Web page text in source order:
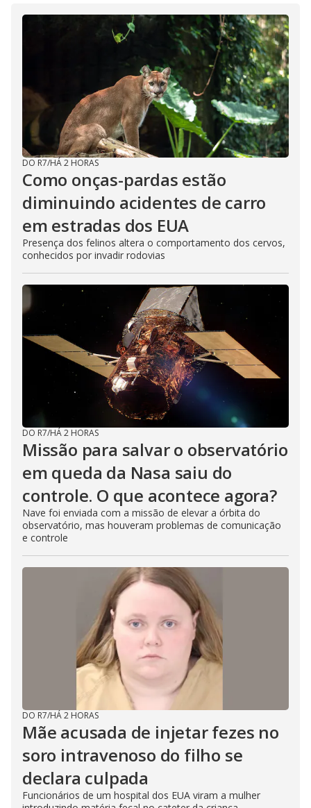
DO R7/HÁ 2 HORAS
Como onças-pardas estão
diminuindo acidentes de carro
em estradas dos EUA
Presença dos felinos altera o comportamento dos cervos,
conhecidos por invadir rodovias
DO R7/HÁ 2 HORAS
Missão para salvar o observatório
em queda da Nasa saiu do
controle. O que acontece agora?
Nave foi enviada com a missão de elevar a órbita do
observatório, mas houveram problemas de comunicação
e controle
DO R7/HÁ 2 HORAS
Mãe acusada de injetar fezes no
soro intravenoso do filho se
declara culpada
Funcionários de um hospital dos EUA viram a mulher